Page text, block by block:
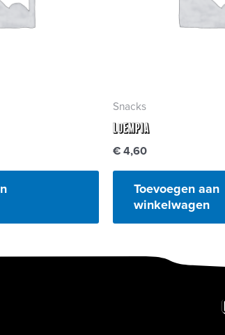
Snacks
Loempia
€ 4,60
Toevoegen aan
winkelwagen